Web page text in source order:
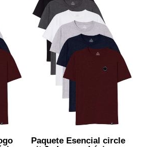
Paquete Esencial circle